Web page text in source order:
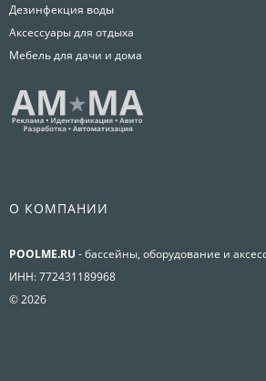
Дезинфекция воды
Аксессуары для отдыха
Мебель для дачи и дома
О КОМПАНИИ
POOLME.RU - бассейны, оборудование и
ИНН: 772431189968
© 2026